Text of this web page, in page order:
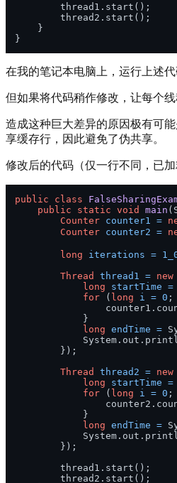
        thread1.start();
        thread2.start();
    }
在我的笔记本电脑上，运行上述
但如果将代码稍作修改，让每个线
造成这种巨大差异的原因极有可
享缓存行，因此避免了伪共享。
修改后的代码（仅一行不同，已加
public class
public
static void main
Counter counter1 =
Counter counter2 =
long iterations =
Thread
thread1 = new
long
startTime =
for ( long i = 0 ;
            }
long endTime =
        });
Thread
thread2 = new
long
startTime =
for ( long i = 0 ;
            }
long endTime =
        });
        thread1.start();
        thread2.start();